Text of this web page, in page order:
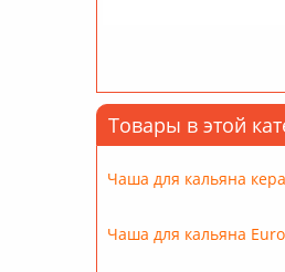
Товары в этой
Чаша для кальяна
Чаша для кальяна